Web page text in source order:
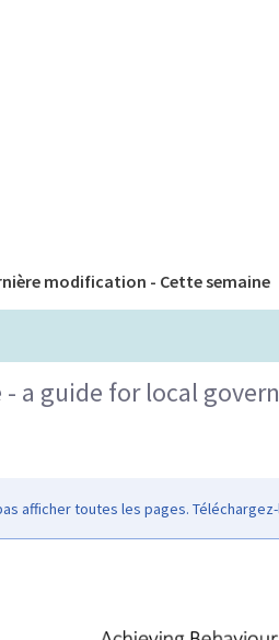
national
modification - Cette semaine
a guide for local
afficher toutes les pages.